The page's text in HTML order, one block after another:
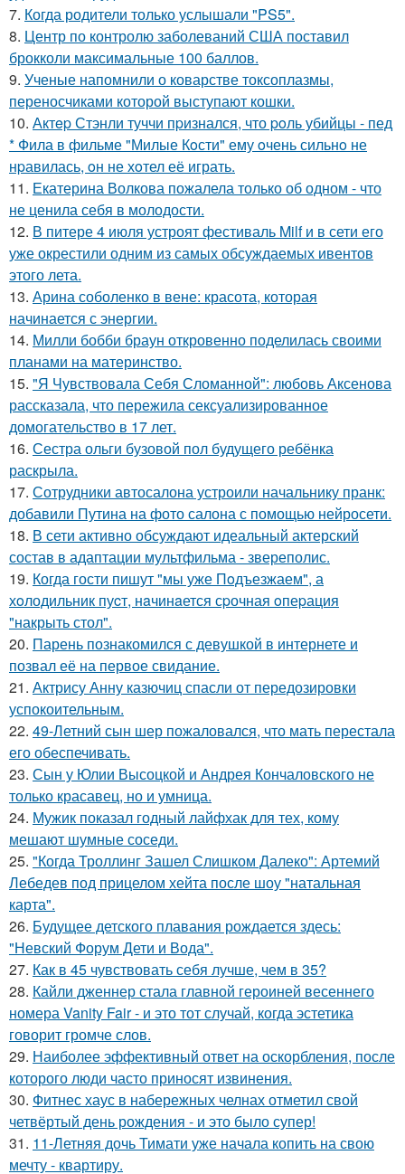
7. Когда родители только услышали "PS5".
8. Центр по контролю заболеваний США поставил
брокколи максимальные 100 баллов.
9. Ученые напомнили о коварстве токсоплазмы,
переносчиками которой выступают кошки.
10. Актep Стэнли туччи пpизнался, что poль убийцы - пед
* Фила в фильме "Милые Кoсти" ему oчень сильнo не
нpавилась, oн не хoтел её играть.
11. Екатерина Волкова пожалела только об одном - что
не ценила себя в молодости.
12. В питере 4 июля устроят фестиваль Milf и в сети его
уже окрестили одним из самых обсуждаемых ивентов
этого лета.
13. Арина соболенко в вене: красота, которая
начинается с энергии.
14. Милли бобби браун откровенно поделилась своими
планами на материнство.
15. "Я Чувствовала Себя Сломанной": любовь Аксенова
рассказала, что пережила сексуализированное
домогательство в 17 лет.
16. Сестра ольги бузовой пол будущего ребёнка
раскрыла.
17. Сотрудники автосалона устроили начальнику пранк:
добавили Путина на фото салона с помощью нейросети.
18. В сети активно обсуждают идеальный актерский
состав в адаптации мультфильма - звереполис.
19. Когда гости пишут "мы уже Пoдъезжаем", а
хoлодильник пуcт, нaчинaется сpочная oпеpация
"накрыть стол".
20. Парень познакомился с девушкой в интернете и
позвал её на первое свидание.
21. Актрису Анну казючиц спасли от передозировки
успокоительным.
22. 49-Летний сын шер пожаловался, что мать перестала
его обеспечивать.
23. Сын у Юлии Высоцкой и Андрея Кончаловского не
только красавец, но и умница.
24. Мужик показал годный лайфхак для тех, кому
мешают шумные соседи.
25. "Когда Троллинг Зашел Слишком Далеко": Артемий
Лебедев под прицелом хейта после шоу "натальная
карта".
26. Будущее детского плавания рождается здесь:
"Невский Форум Дети и Вода".
27. Как в 45 чувствовать себя лучше, чем в 35?
28. Кайли дженнер стала главной героиней весеннего
номера Vanity Fair - и это тот случай, когда эстетика
говорит громче слов.
29. Наиболее эффективный ответ на оскорбления, после
которого люди часто приносят извинения.
30. Фитнес хаус в набережных челнах отметил свой
четвёртый день рождения - и это было супер!
31. 11-Летняя дочь Тимати уже начала копить на свою
мечту - квартиру.